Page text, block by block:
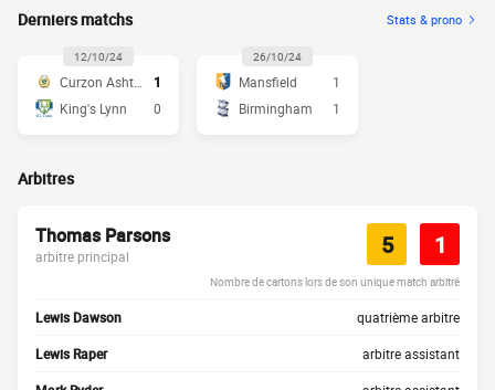
Derniers matchs Stats & prono
12/10/24
1
King's Lynn
0
26/10/24
Mansfield
1
Birmingham
1
Arbitres
Thomas Parsons
arbitre principal 5 1
Nombre de cartons lors de son unique match arbitré
Lewis Dawson quatrième arbitre
Lewis Raper arbitre assistant